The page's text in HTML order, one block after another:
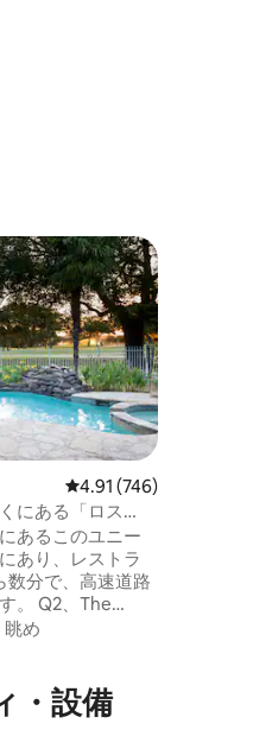
均評価
です。
レビュー746件、5つ
4.91 (746)
にある「ロス
ーム
あるこのユニー
あり、レストラ
数分で、高速道路
。 Q2、The
Austin Hotelに近
とした4ベッドル
ン2台、シングル
眺め
・設備